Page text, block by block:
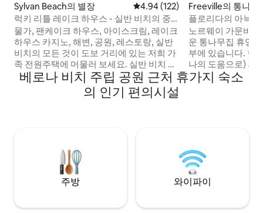
Sylvan Beach의 별장 평점 4.94점(5점 만점), 후기 122
4.94 (122)
럭키 리틀 레이크 하우스 - 실반 비치의 중
심부
물가, 팬케이크 하우스, 아이스크림, 레이크
하우스 카지노, 해변, 공원, 레스토랑, 실반
비치의 모든 것이 도보 거리에 있는 저희 가
족 전원주택에 머물러 보세요. 실반 비치 서
플라이 주식회사에서 폰툰, 카약 또는 자전
거를 대여하세요. 호수 전망을 감상할 수 있
는 넓은 마스터 킹사이즈 침대에서 휴식을
연중 사용 가능한 벽난로. 호수에서 보내는
시간입니다!
Freeville의 통나무
플로리다의 아늑
즐기는 온수 욕조
노르웨이 가문비
운 통나무집 휴양
부에 있습니다. 현
나의 도움으로) 지
과 매력이 넘쳐, 특
니다. 숙소 부지
파이(30MBPS 이
베로나 비치 주립 공원 근처 휴가지 숙소
의 인기 편의시설
주방 와이파이